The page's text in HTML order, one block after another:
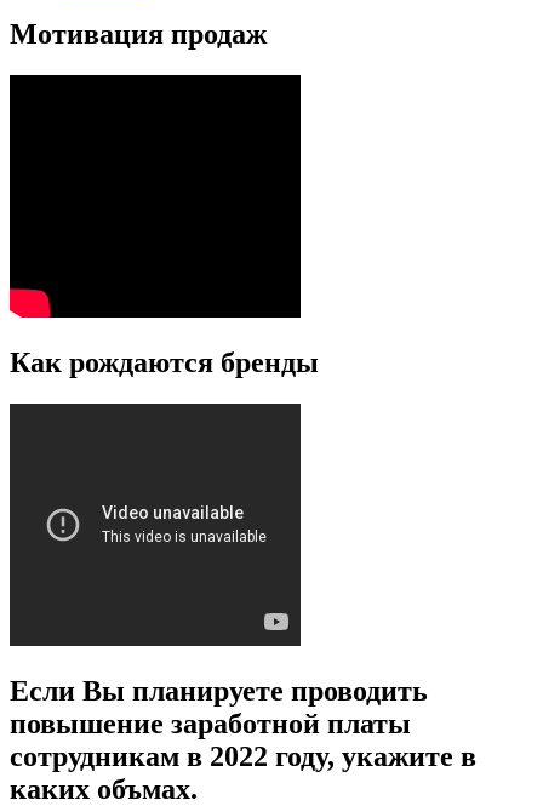
Мотивация продаж
Как рождаются бренды
Если Вы планируете проводить
повышение заработной платы
сотрудникам в 2022 году, укажите в
каких объмах.